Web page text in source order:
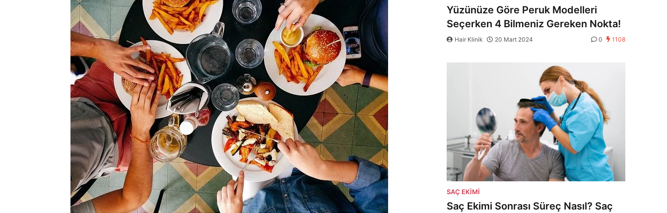
Yüzünüze Göre Peruk Modelleri
Seçerken 4 Bilmeniz Gereken Nokta!
Hair Klinik 20 Mart 2024 0 1108
SAÇ EKIMI
Saç Ekimi Sonrası Süreç Nasıl? Saç